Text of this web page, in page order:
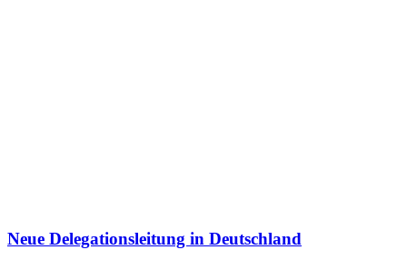
Neue Delegationsleitung in Deutschland